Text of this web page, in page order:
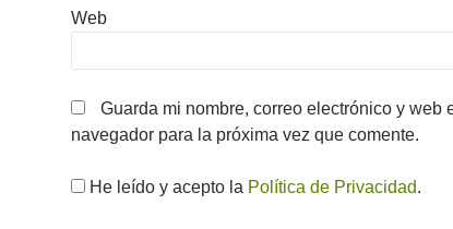
Web
Guarda mi nombre, correo electrónico y web
navegador para la próxima vez que comente.
He leído y acepto la Política de Privacidad.